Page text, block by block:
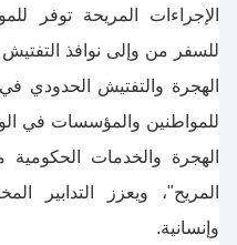
الإجراءات المريحة توفر
للسفر من وإلى نوافذ
الهجرة والتفتيش
للمواطنين والمؤسسات في
الهجرة والخدمات الحكومية
المريح"، ويعزز التدابير
وإنسانية.